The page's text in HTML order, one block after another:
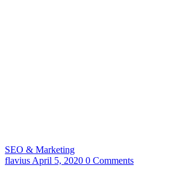
SEO & Marketing
flavius April 5, 2020 0 Comments